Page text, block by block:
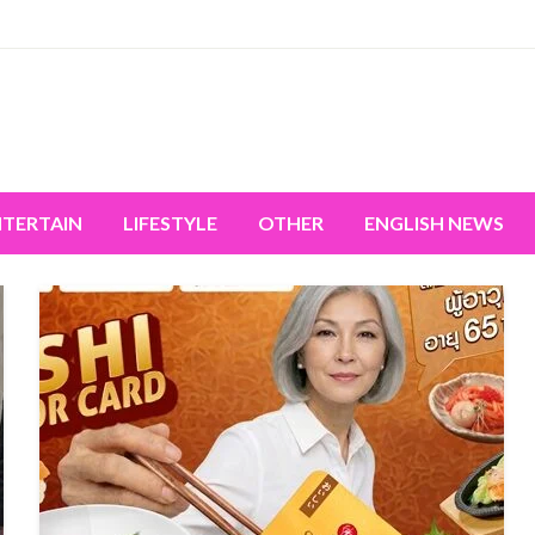
LIFESTYLE OTHER ENGLISH NEWS